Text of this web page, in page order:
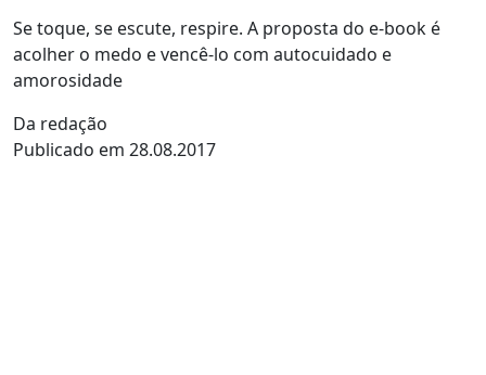
Se toque, se escute, respire. A proposta do e-book é
acolher o medo e vencê-lo com autocuidado e
amorosidade
Da redação
Publicado em 28.08.2017